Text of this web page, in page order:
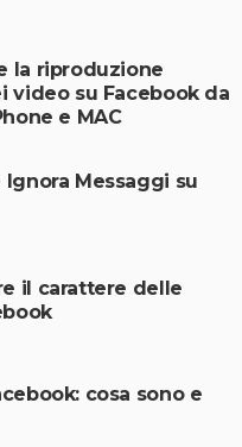
la riproduzione
video su Facebook da
e MAC
Messaggi su
il carattere delle
cosa sono e